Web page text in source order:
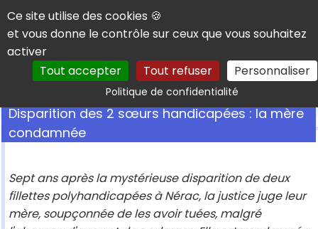
Panneau de gestion des cookies
Ce site utilise des cookies 🍪
et vous donne le contrôle sur ceux que vous souhaitez
activer
Tout accepter
Tout refuser Personnaliser
Politique de confidentialitéRechercher
Disparition des 2 sœurs handicapées : la mère
condamnée
Sept ans après la mystérieuse disparition de deux
fillettes polyhandicapées à Nérac, la justice juge leur
mère, soupçonnée de les avoir tuées, malgré